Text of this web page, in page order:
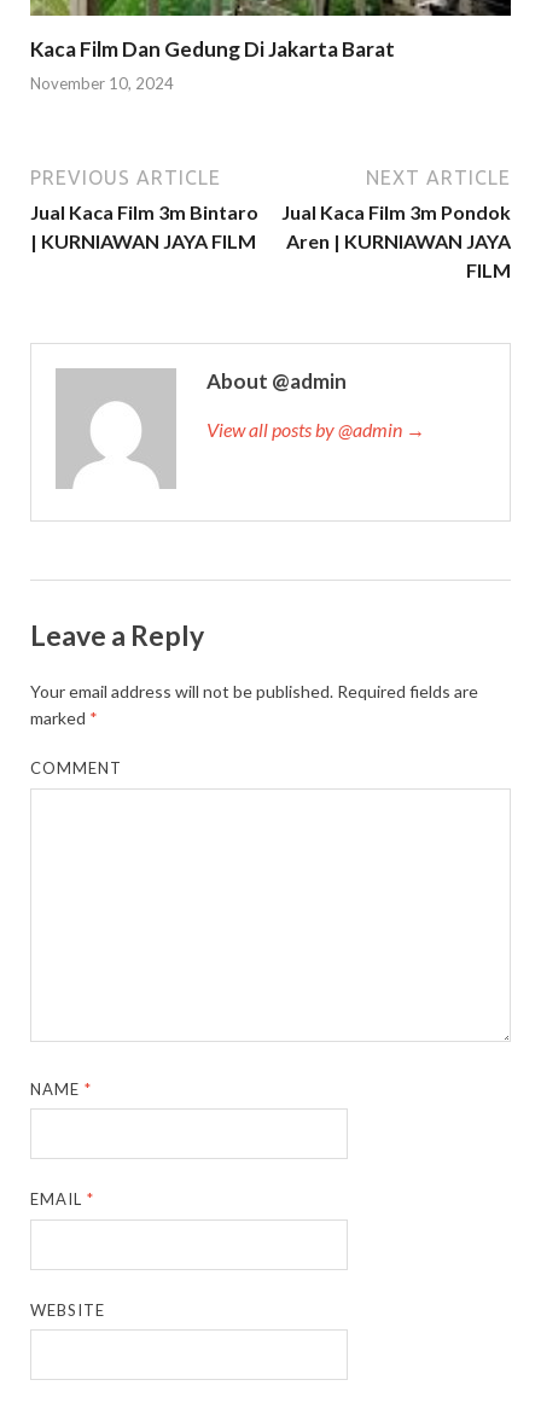
Kaca Film Dan Gedung Di Jakarta Barat
November 10, 2024
PREVIOUS ARTICLE
Jual Kaca Film 3m Bintaro
| KURNIAWAN JAYA FILM
NEXT ARTICLE
Jual Kaca Film 3m Pondok
Aren | KURNIAWAN JAYA
FILM
About @admin
View all posts by @admin →
Leave a Reply
Your email address will not be published. Required fields are
marked *
COMMENT
NAME*
EMAIL*
WEBSITE